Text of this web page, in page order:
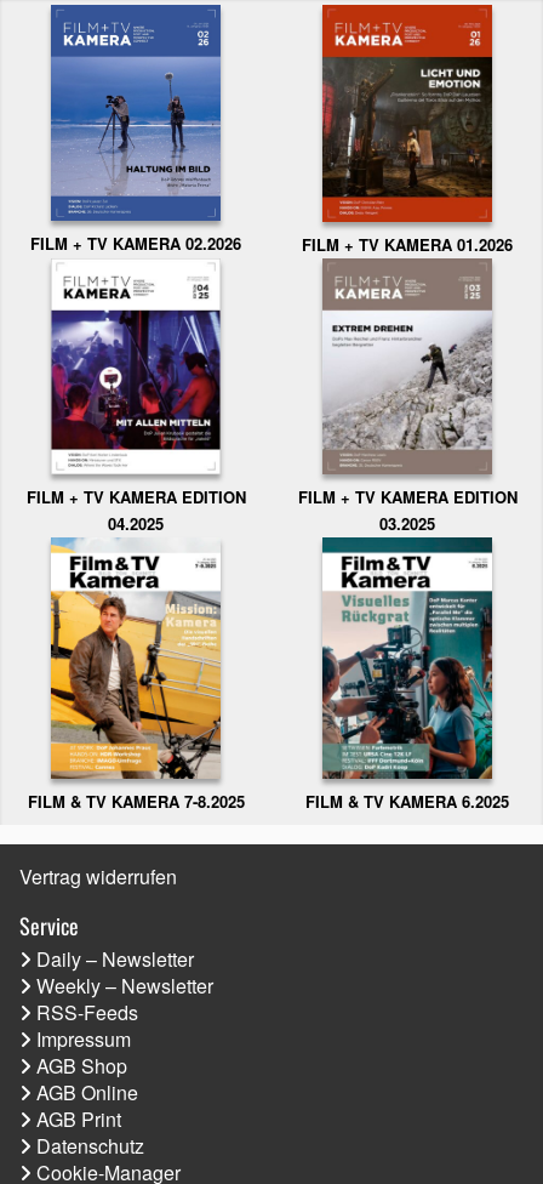
FILM + TV KAMERA 02.2026 FILM + TV KAMERA 01.2026
FILM + TV KAMERA EDITION
04.2025
FILM + TV KAMERA EDITION
03.2025
FILM & TV KAMERA 7-8.2025 FILM & TV KAMERA 6.2025
Vertrag widerrufen
Service
Daily – Newsletter
Weekly – Newsletter
RSS-Feeds
Impressum
AGB Shop
AGB Online
AGB Print
Datenschutz
Cookie-Manager